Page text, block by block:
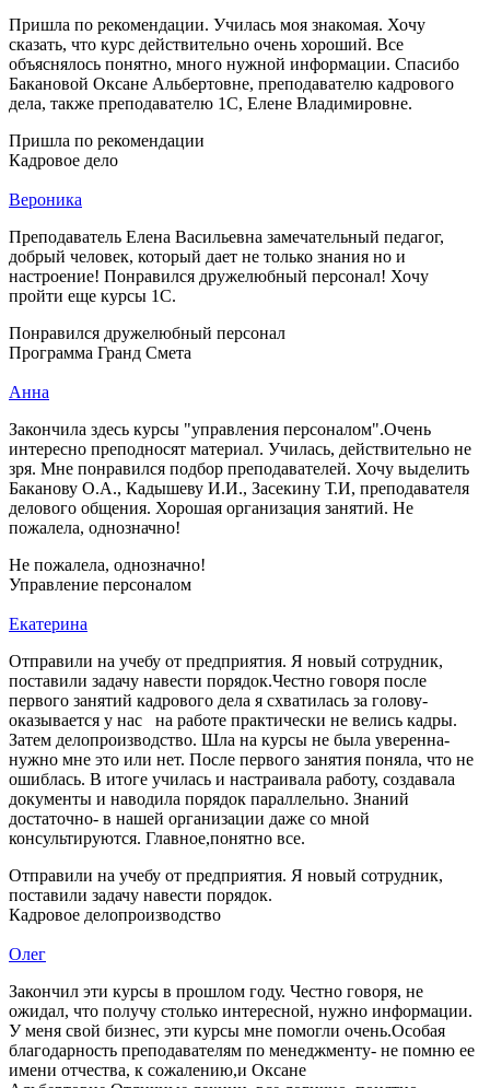
Пришла по рекомендации. Училась моя знакомая. Хочу
сказать, что курс действительно очень хороший. Все
объяснялось понятно, много нужной информации. Спасибо
Бакановой Оксане Альбертовне, преподавателю кадрового
дела, также преподавателю 1С, Елене Владимировне.
Пришла по рекомендации
Кадровое дело
Вероника
Преподаватель Елена Васильевна замечательный педагог,
добрый человек, который дает не только знания но и
настроение! Понравился дружелюбный персонал! Хочу
пройти еще курсы 1С.
Понравился дружелюбный персонал
Программа Гранд Смета
Анна
Закончила здесь курсы "управления персоналом".Очень
интересно преподносят материал. Училась, действительно не
зря. Мне понравился подбор преподавателей. Хочу выделить
Баканову О.А., Кадышеву И.И., Засекину Т.И, преподавателя
делового общения. Хорошая организация занятий. Не
пожалела, однозначно!
Не пожалела, однозначно!
Управление персоналом
Екатерина
Отправили на учебу от предприятия. Я новый сотрудник,
поставили задачу навести порядок.Честно говоря после
первого занятий кадрового дела я схватилась за голову-
оказывается у нас на работе практически не велись кадры.
Затем делопроизводство. Шла на курсы не была уверенна-
нужно мне это или нет. После первого занятия поняла, что не
ошиблась. В итоге училась и настраивала работу, создавала
документы и наводила порядок параллельно. Знаний
достаточно- в нашей организации даже со мной
консультируются. Главное,понятно все.
Отправили на учебу от предприятия. Я новый сотрудник,
поставили задачу навести порядок.
Кадровое делопроизводство
Олег
Закончил эти курсы в прошлом году. Честно говоря, не
ожидал, что получу столько интересной, нужно информации.
У меня свой бизнес, эти курсы мне помогли очень.Особая
благодарность преподавателям по менеджменту- не помню ее
имени отчества, к сожалению,и Оксане